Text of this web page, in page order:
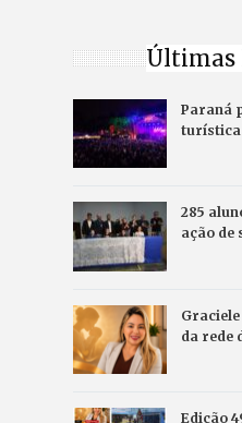
Últimas
Paraná
turística
285
ação de
da rede
Edição